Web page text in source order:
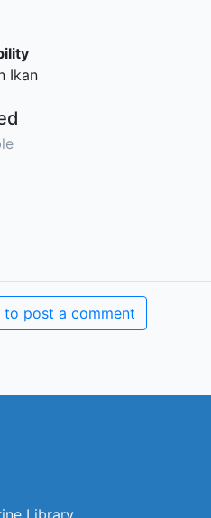
Ikan
post a comment
Library